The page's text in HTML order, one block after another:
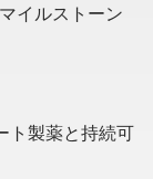
イルストーン
ト製薬と持続可